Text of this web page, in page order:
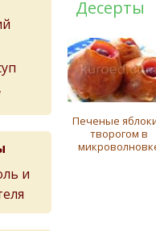
Десерты
Печеные
творогом в
и